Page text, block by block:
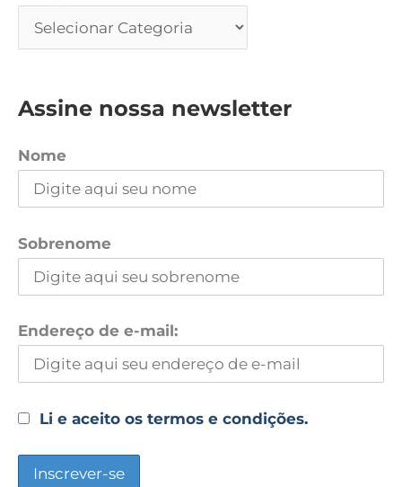
Assine nossa newsletter
Nome
Sobrenome
Endereço de e-mail:
Li e aceito os termos e condições.